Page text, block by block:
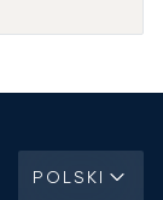
POLSKI